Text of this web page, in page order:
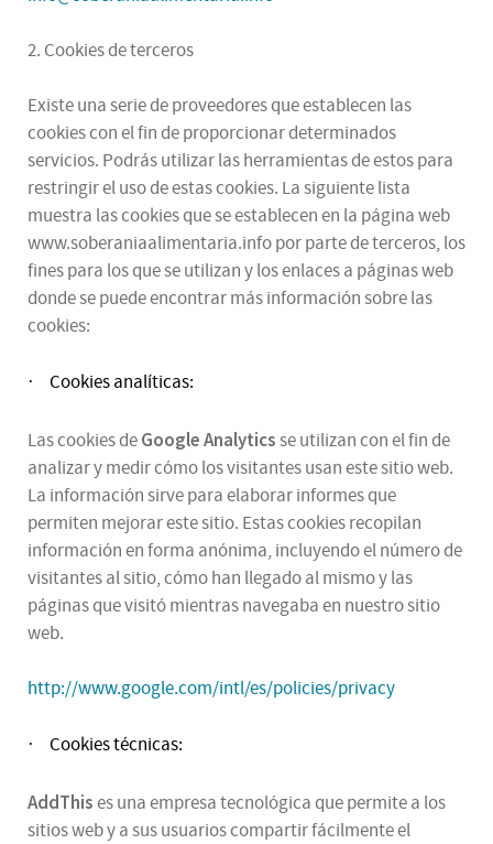
2. Cookies de terceros
Existe una serie de proveedores que establecen las
cookies con el fin de proporcionar determinados
servicios. Podrás utilizar las herramientas de estos para
restringir el uso de estas cookies. La siguiente lista
muestra las cookies que se establecen en la página web
www.soberaniaalimentaria.info por parte de terceros, los
fines para los que se utilizan y los enlaces a páginas web
donde se puede encontrar más información sobre las
cookies:
· Cookies analíticas:
Las cookies deGoogle Analyticsse utilizan con el fin de
analizar y medir cómo los visitantes usan este sitio web.
La información sirve para elaborar informes que
permiten mejorar este sitio. Estas cookies recopilan
información en forma anónima, incluyendo el número de
visitantes al sitio, cómo han llegado al mismo y las
páginas que visitó mientras navegaba en nuestro sitio
web.
http://www.google.com/intl/es/policies/privacy
· Cookies técnicas:
AddThises una empresa tecnológica que permite a los
sitios web y a sus usuarios compartir fácilmente el